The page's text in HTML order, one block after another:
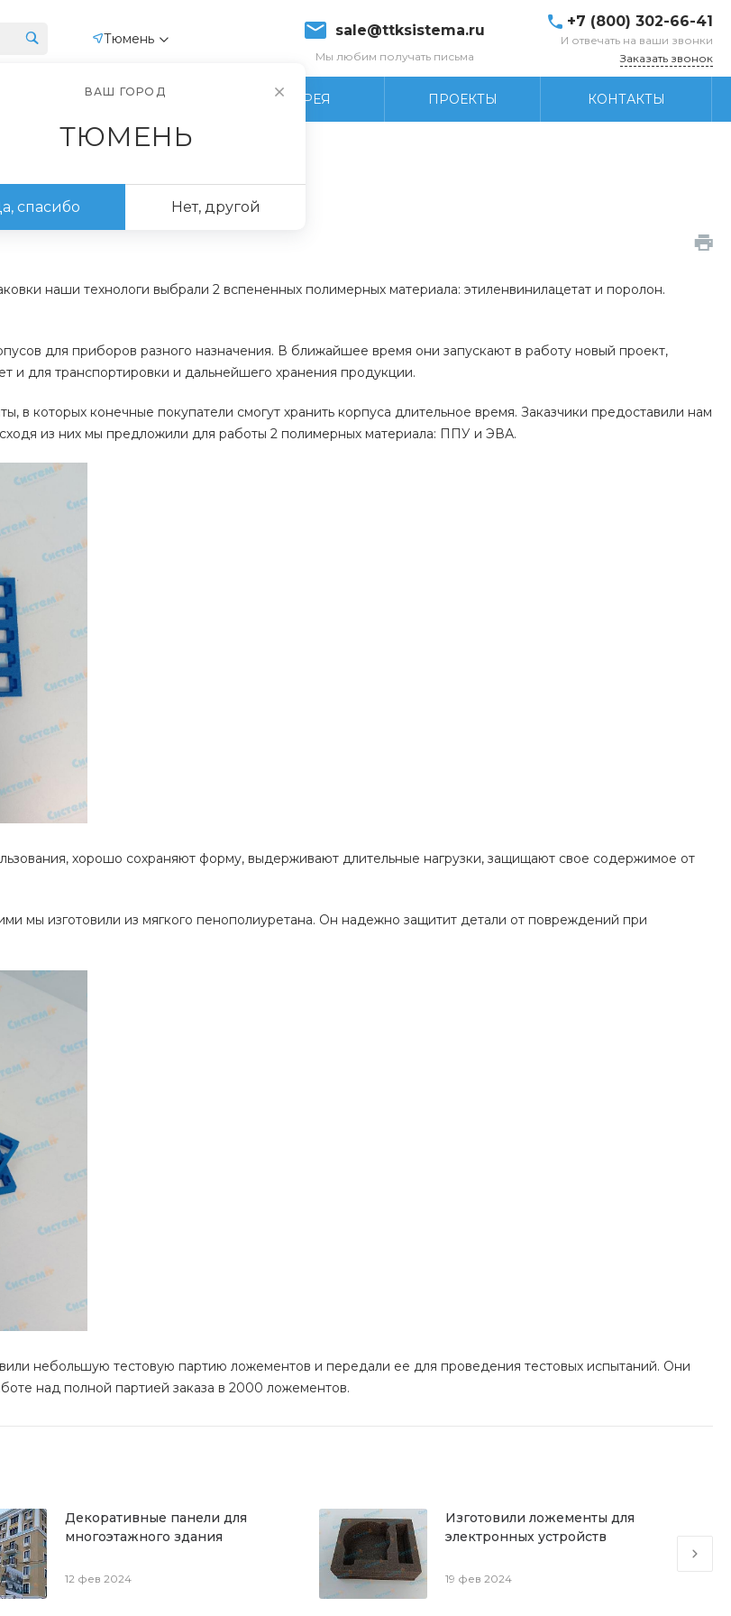
Тюмень sale@ttksistema.ru
Мы любим получать письма
+7 (800) 302-66-41
И отвечать на ваши звонки
Заказать звонок
ПРОИЗВОДСТВО ФОТОГАЛЕРЕЯ ПРОЕКТЫ КОНТАКТЫ
наши технологи выбрали 2 вспененных полимерных материала: этиленвинилацетат и поролон.
для приборов разного назначения. В ближайшее время они запускают в работу новый проект,
и для транспортировки и дальнейшего хранения продукции.
в которых конечные покупатели смогут хранить корпуса длительное время. Заказчики предоставили нам
из них мы предложили для работы 2 полимерных материала: ППУ и ЭВА.
хорошо сохраняют форму, выдерживают длительные нагрузки, защищают свое содержимое от
мы изготовили из мягкого пенополиуретана. Он надежно защитит детали от повреждений при
небольшую тестовую партию ложементов и передали ее для проведения тестовых испытаний. Они
над полной партией заказа в 2000 ложементов.
Декоративные панели для
многоэтажного здания
12 фев 2024
Изготовили ложементы для
электронных устройств
19 фев 2024
ВАШ ГОРОД
ТЮМЕНЬ
спасибо Нет, другой